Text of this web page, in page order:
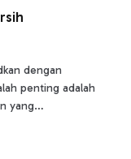
dengan
penting adalah
yang…